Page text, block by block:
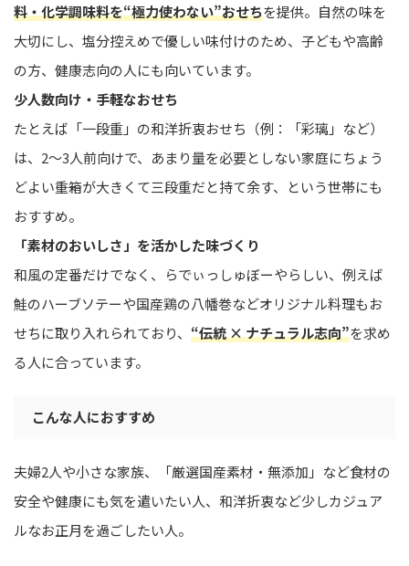
料・化学調味料を“極力使わない”おせちを提供。自然の味を
大切にし、塩分控えめで優しい味付けのため、子どもや高齢
の方、健康志向の人にも向いています。
少人数向け・手軽なおせち
たとえば「一段重」の和洋折衷おせち（例：「彩璃」など）
は、2〜3人前向けで、あまり量を必要としない家庭にちょう
どよい――重箱が大きくて三段重だと持て余す、という世帯にも
おすすめ。
「素材のおいしさ」を活かした味づくり
和風の定番だけでなく、らでぃっしゅぼーやらしい、例えば
鮭のハーブソテーや国産鶏の八幡巻などオリジナル料理もお
せちに取り入れられており、 “伝統 × ナチュラル志向”を求め
る人に合っています。
こんな人におすすめ
夫婦2人や小さな家族、「厳選国産素材・無添加」など食材の
安全や健康にも気を遣いたい人、和洋折衷など少しカジュア
ルなお正月を過ごしたい人。